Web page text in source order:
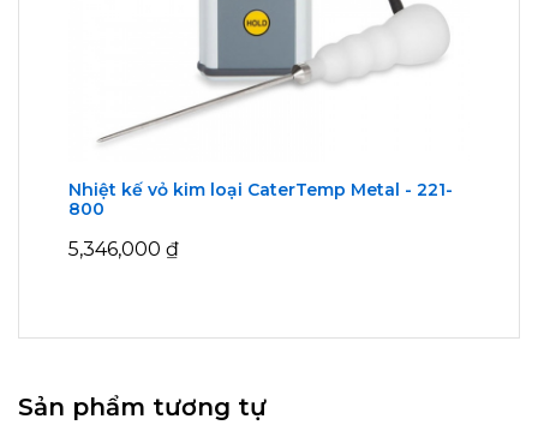
Nhiệt kế vỏ kim loại CaterTemp Metal - 221-
800
5,346,000 ₫
Sản phẩm tương tự